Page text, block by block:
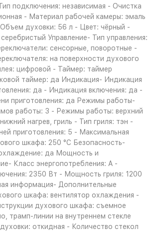
подключения: независимая - Очистка
- Материал рабочей камеры: эмаль
Объем духовки: 56 л - Цвет: чёрный -
Управление- Тип управления:
сенсорные, поворотные -
на поверхности духового
цифровой - Таймер: таймер
таймер: да Индикация- Индикация
да - Индикация включения: да -
приготовления: да Режимы работы-
работы: 3 - Режимы работы: верхний
нагрев, гриль - Тип гриля: тэн -
приготовления: 5 - Максимальная
шкафа: 250 °С Безопасность-
да Мощность и
Класс энергопотребления: A -
2350 Вт - Мощность гриля: 1200
информация- Дополнительные
шкафа: вентилятор охлаждения -
духового шкафа: съемное
трамп-линии на внутреннем стекле
откидная - Количество стекол